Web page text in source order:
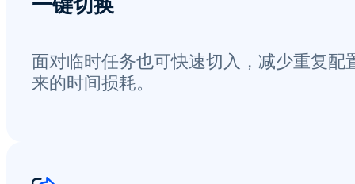
一键切换
面对临时任务也可快速切入，减少重复配
来的时间损耗。